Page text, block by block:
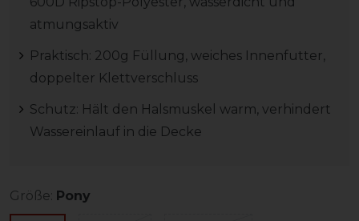
atmungsaktiv
Praktisch: 200g Füllung, weiches Innenfutter,
doppelter Klettverschluss
Schutz: Hält den Halsmuskel warm, verhindert
Wassereinlauf in die Decke
Größe: Pony